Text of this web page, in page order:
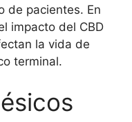
de pacientes. En
impacto del CBD
la vida de
terminal.